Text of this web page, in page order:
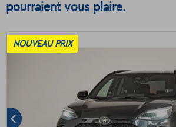
pourraient vous plaire.
NOUVEAU PRIX